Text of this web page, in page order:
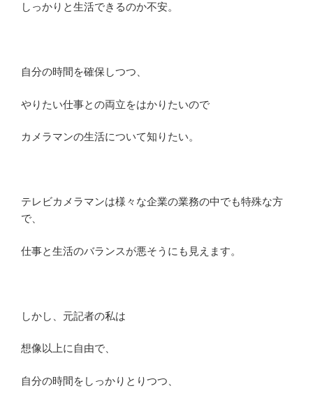
向
の
しっかりと生活できるのか不安。
自分の時間を確保しつつ、
やりたい仕事との両立をはかりたいので
カメラマンの生活について知りたい。
テレビカメラマンは様々な企業の業務の中でも特殊な方
で、
仕事と生活のバランスが悪そうにも見えます。
しかし、元記者の私は
想像以上に自由で、
自分の時間をしっかりとりつつ、